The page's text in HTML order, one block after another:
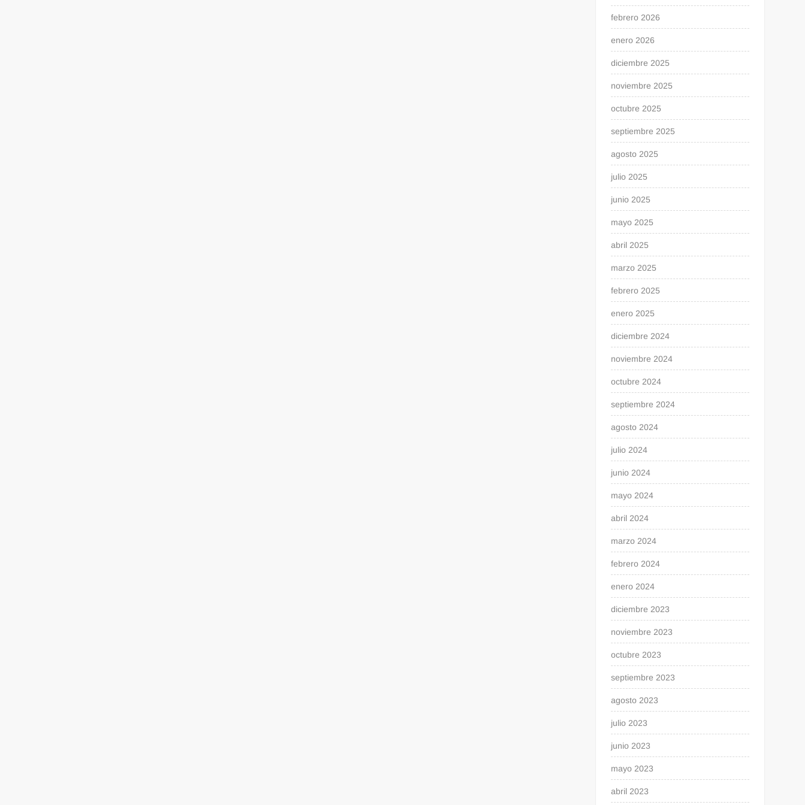
febrero 2026
enero 2026
diciembre 2025
noviembre 2025
octubre 2025
septiembre 2025
agosto 2025
julio 2025
junio 2025
mayo 2025
abril 2025
marzo 2025
febrero 2025
enero 2025
diciembre 2024
noviembre 2024
octubre 2024
septiembre 2024
agosto 2024
julio 2024
junio 2024
mayo 2024
abril 2024
marzo 2024
febrero 2024
enero 2024
diciembre 2023
noviembre 2023
octubre 2023
septiembre 2023
agosto 2023
julio 2023
junio 2023
mayo 2023
abril 2023